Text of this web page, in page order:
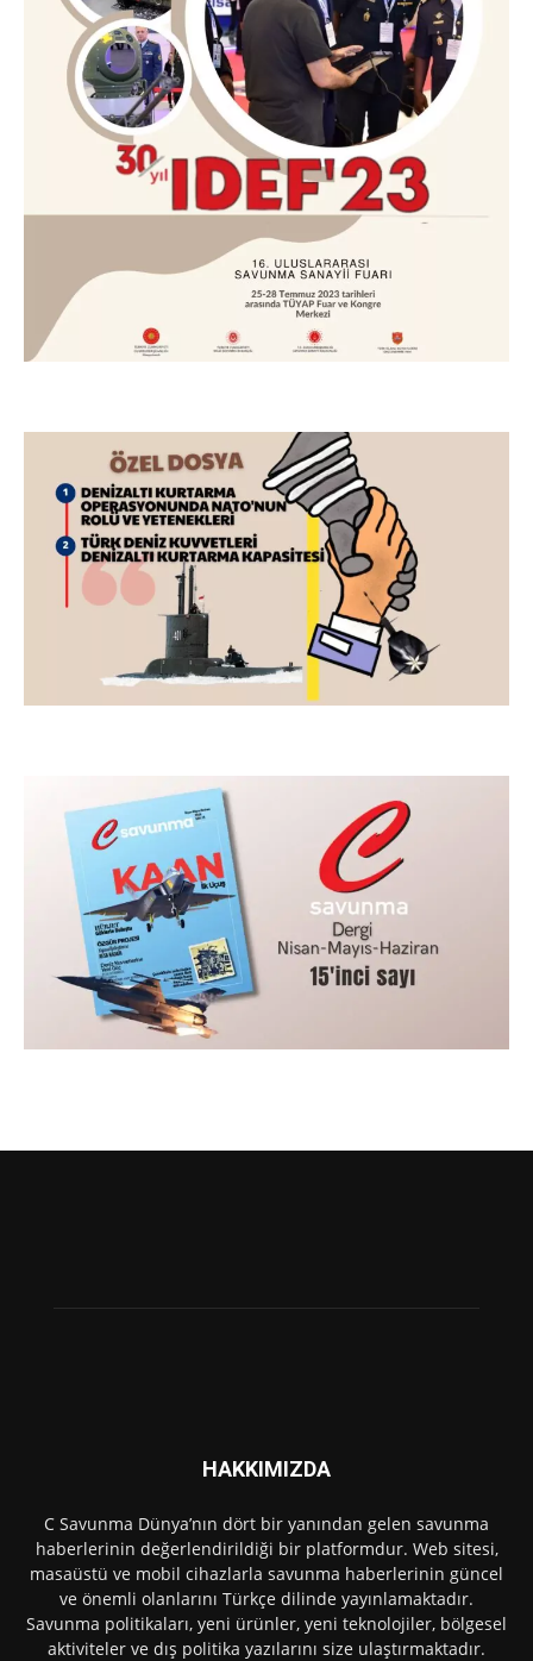
HAKKIMIZDA
C Savunma Dünya’nın dört bir yanından gelen savunma
haberlerinin değerlendirildiği bir platformdur. Web sitesi,
masaüstü ve mobil cihazlarla savunma haberlerinin güncel
ve önemli olanlarını Türkçe dilinde yayınlamaktadır.
Savunma politikaları, yeni ürünler, yeni teknolojiler, bölgesel
aktiviteler ve dış politika yazılarını size ulaştırmaktadır.